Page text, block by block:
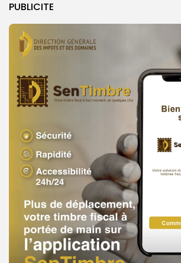
PUBLICITE